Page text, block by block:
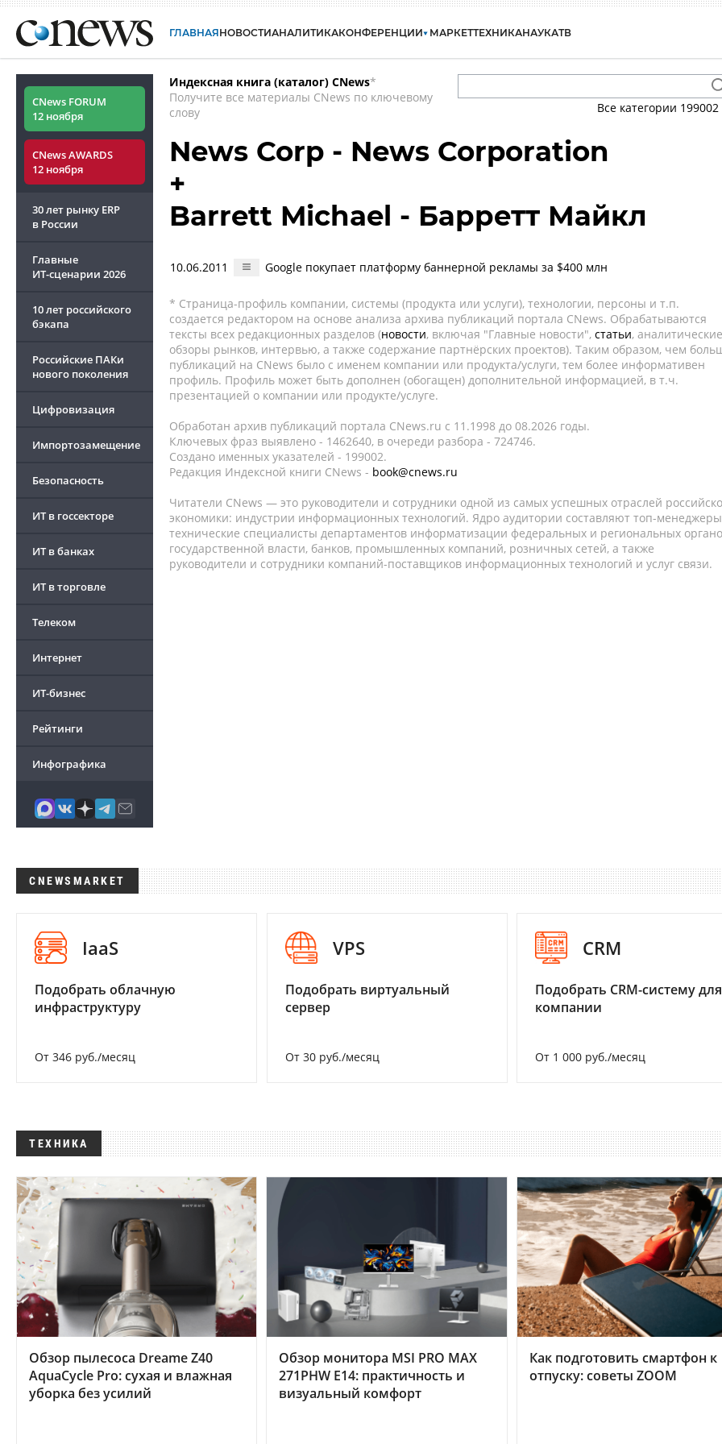
ГЛАВНАЯНОВОСТИАНАЛИТИКАКОНФЕРЕНЦИИ МАРКЕТТЕХНИКАНАУКАТВ
CNews FORUM
12 ноября
CNews AWARDS
12 ноября
30 лет рынку ERP
в России
Главные
ИТ-сценарии 2026
10 лет российского
бэкапа
Российские ПАКи
нового поколения
Цифровизация
Импортозамещение
Безопасность
ИТ в госсекторе
ИТ в банках
ИТ в торговле
Телеком
Интернет
ИТ-бизнес
Рейтинги
Инфографика
Индексная книга (каталог) CNews*
Получите все материалы CNews по ключевому
слову
Все категории 199002
News Corp - News Corporation
+
Barrett Michael - Барретт Майкл
10.06.2011 Google покупает платформу баннерной рекламы за $400 млн
* Страница-профиль компании, системы (продукта или услуги), технологии, персоны и т.п.
создается редактором на основе анализа архива публикаций портала CNews. Обрабатываются
тексты всех редакционных разделов (новости, включая "Главные новости", статьи, аналитические
обзоры рынков, интервью, а также содержание партнёрских проектов). Таким образом, чем
публикаций на CNews было с именем компании или продукта/услуги, тем более информативен
профиль. Профиль может быть дополнен (обогащен) дополнительной информацией, в т.ч.
презентацией о компании или продукте/услуге.
Обработан архив публикаций портала CNews.ru c 11.1998 до 08.2026 годы.
Ключевых фраз выявлено - 1462640, в очереди разбора - 724746.
Создано именных указателей - 199002.
Редакция Индексной книги CNews - book@cnews.ru
Читатели CNews — это руководители и сотрудники одной из самых успешных отраслей
экономики: индустрии информационных технологий. Ядро аудитории составляют топ-
технические специалисты департаментов информатизации федеральных и региональных
государственной власти, банков, промышленных компаний, розничных сетей, а также
руководители и сотрудники компаний-поставщиков информационных технологий и услуг связи.
CNEWSMARKET
IaaS
Подобрать облачную
инфраструктуру
От 346 руб./месяц
VPS
Подобрать виртуальный
сервер
От 30 руб./месяц
CRM
Подобрать CRM-систему для
компании
От 1 000 руб./месяц
ТЕХНИКА
Обзор пылесоса Dreame Z40
AquaCycle Pro: сухая и влажная
уборка без усилий
Обзор монитора MSI PRO MAX
271PHW E14: практичность и
визуальный комфорт
Как подготовить смартфон к
отпуску: советы ZOOM